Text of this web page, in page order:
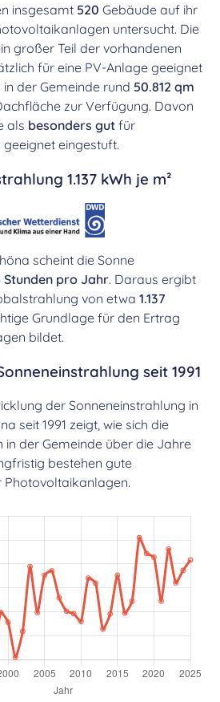
insgesamt 520 Gebäude auf ihr
untersucht. Die
großer Teil der vorhandenen
für eine PV-Anlage geeignet
der Gemeinde rund 50.812 qm
zur Verfügung. Davon
als besonders gut für
eingestuft.
1.137 kWh je m²
scheint die Sonne
Stunden pro Jahr. Daraus ergibt
von etwa 1.137
Grundlage für den Ertrag
bildet.
seit 1991
der Sonneneinstrahlung in
seit 1991 zeigt, wie sich die
in der Gemeinde über die Jahre
bestehen gute